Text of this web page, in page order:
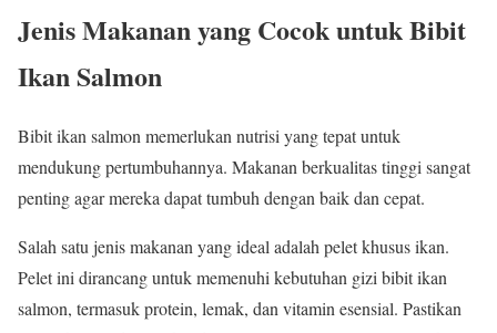
Jenis Makanan yang Cocok untuk Bibit
Ikan Salmon
Bibit ikan salmon memerlukan nutrisi yang tepat untuk
mendukung pertumbuhannya. Makanan berkualitas tinggi sangat
penting agar mereka dapat tumbuh dengan baik dan cepat.
Salah satu jenis makanan yang ideal adalah pelet khusus ikan.
Pelet ini dirancang untuk memenuhi kebutuhan gizi bibit ikan
salmon, termasuk protein, lemak, dan vitamin esensial. Pastikan